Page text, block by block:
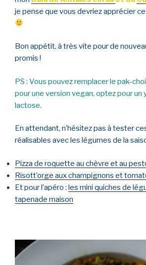
je pense que vous devriez apprécier
Bon appétit, à très vite pour de
promis !
PS : Vous pouvez remplacer le pak-
pour une version vegan, optez pour un
lactose.
En attendant, n’hésitez pas à tester
réalisables avec les légumes de la
Pizza de roquette au chèvre et au
Risott’orge aux champignons et
Et pour l’apéro : les mini quiches de
tapenade maison